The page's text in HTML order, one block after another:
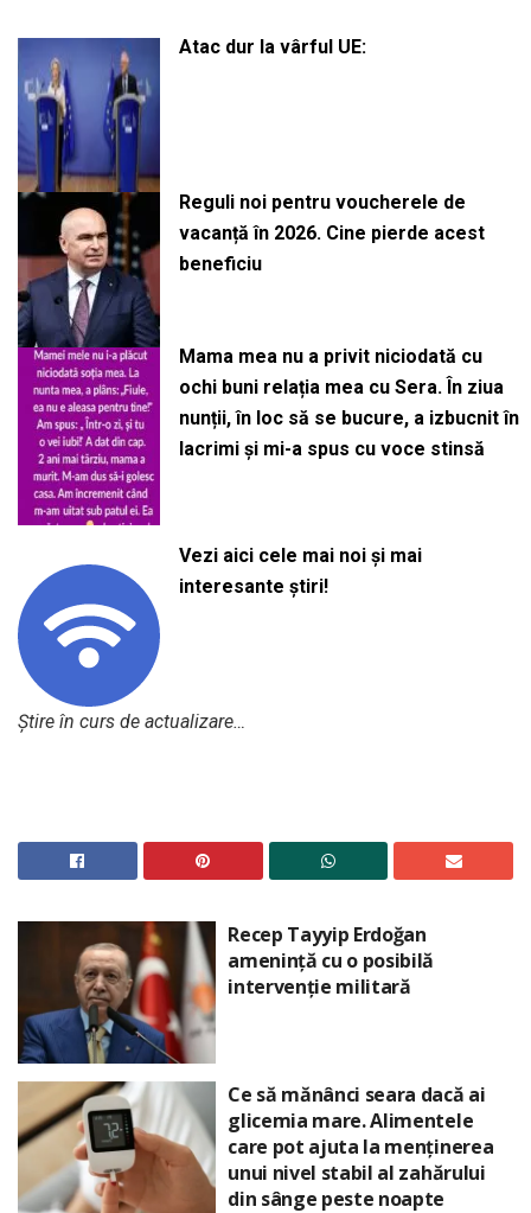
Atac dur la vârful UE:
Reguli noi pentru voucherele de
vacanță în 2026. Cine pierde acest
beneficiu
Mama mea nu a privit niciodată cu
ochi buni relația mea cu Sera. În ziua
nunții, în loc să se bucure, a izbucnit în
lacrimi și mi-a spus cu voce stinsă
Vezi aici cele mai noi și mai
interesante știri!
Știre în curs de actualizare…
Recep Tayyip Erdoğan
amenință cu o posibilă
intervenție militară
Ce să mănânci seara dacă ai
glicemia mare. Alimentele
care pot ajuta la menținerea
unui nivel stabil al zahărului
din sânge peste noapte